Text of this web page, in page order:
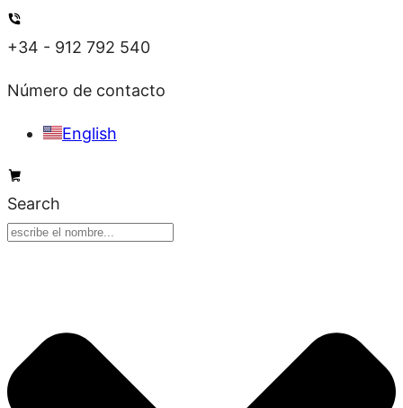
Ir
contenido
+34 - 912 792 540
Número de contacto
English
Search